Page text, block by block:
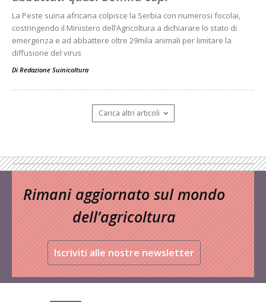
La Peste suina africana colpisce la Serbia con numerosi focolai,
costringendo il Ministero dell’Agricoltura a dichiarare lo stato di
emergenza e ad abbattere oltre 29mila animali per limitare la
diffusione del virus
Di Redazione Suinicoltura -
Carica altri articoli
Rimani aggiornato sul mondo
dell’agricoltura
Iscriviti alle nostre newsletter